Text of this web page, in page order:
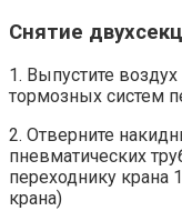
Снятие
1. Выпустите
тормозных систем
2. Отверните
пневматических
переходнику крана
крана)